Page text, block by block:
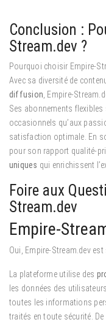
Conclusion :
Stream.dev ?
Pourquoi choisir Empire-
Avec sa diversité de
diffusion , Empire-
Ses abonnements
occasionnels qu’aux
satisfaction optimale. En
pour son rapport qualité-
uniques qui enrichissent
Foire aux
Stream.dev
Empire-
Oui, Empire-Stream.dev est
La plateforme utilise des
les données des
toutes les informations
traités en toute sécurité.